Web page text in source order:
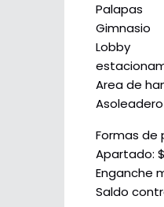
Palapas
Gimnasio
Lobby
Area de
Asoleadero
Formas de
Apartado:
Enganche
Saldo